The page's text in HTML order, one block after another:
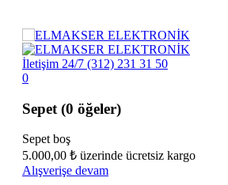
İletişim 24/7 (312) 231 31 50
0
Sepet (0 öğeler)
Sepet boş
5.000,00 ₺ üzerinde ücretsiz kargo
Alışverişe devam